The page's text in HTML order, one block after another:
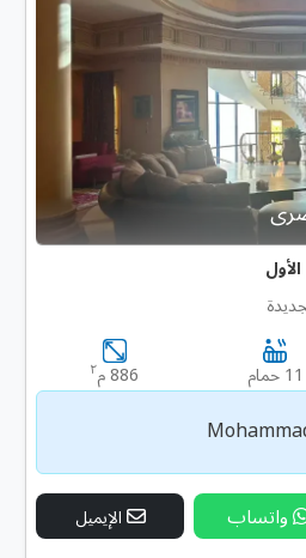
11 حمام 886 م ٢
واتساب الإيميل